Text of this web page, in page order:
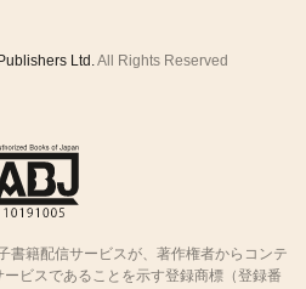
Ltd.All Rights Reserved
書籍配信サービスが、著作権者からコンテ
ビスであることを示す登録商標（登録番